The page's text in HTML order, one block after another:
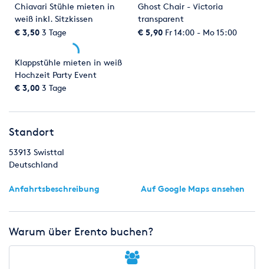
Chiavari Stühle mieten in
weiß inkl. Sitzkissen
Hochzeit Tiffany Chairs
€ 3,50 3 Tage
Ghost Chair - Victoria
transparent
€ 5,90 Fr 14:00 - Mo 15:00
Klappstühle mieten in weiß
Hochzeit Party Event
Wedding freie Trauung
€ 3,00 3 Tage
Standort
53913 Swisttal
Deutschland
Anfahrtsbeschreibung Auf Google Maps ansehen
Warum über Erento buchen?